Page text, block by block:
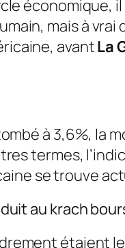
économique,
mais à
avantLa
à 3,6%, la
termes,
se trouve
au krach
étaient